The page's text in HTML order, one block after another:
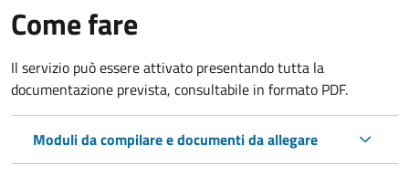
Come fare
Il servizio può essere attivato presentando tutta la
documentazione prevista, consultabile in formato PDF.
Moduli da compilare e documenti da allegare